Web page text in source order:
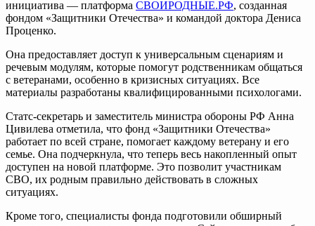
инициатива — платформа СВОИРОДНЫЕ.РФ, созданная
фондом «Защитники Отечества» и командой доктора Дениса
Проценко.
Она предоставляет доступ к универсальным сценариям и
речевым модулям, которые помогут родственникам общаться
с ветеранами, особенно в кризисных ситуациях. Все
материалы разработаны квалифицированными психологами.
Статс-секретарь и заместитель министра обороны РФ Анна
Цивилева отметила, что фонд «Защитники Отечества»
работает по всей стране, помогает каждому ветерану и его
семье. Она подчеркнула, что теперь весь накопленный опыт
доступен на новой платформе. Это позволит участникам
СВО, их родным правильно действовать в сложных
ситуациях.
Кроме того, специалисты фонда подготовили обширный